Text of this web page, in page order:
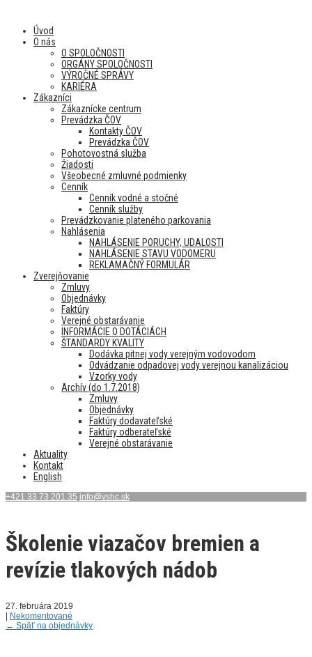
Úvod
O nás
O SPOLOČNOSTI
ORGÁNY SPOLOČNOSTI
VÝROČNÉ SPRÁVY
KARIÉRA
Zákazníci
Zákaznícke centrum
Prevádzka ČOV
Kontakty ČOV
Prevádzka ČOV
Pohotovostná služba
Žiadosti
Všeobecné zmluvné podmienky
Cenník
Cenník vodné a stočné
Cenník služby
Prevádzkovanie plateného parkovania
Nahlásenia
NAHLÁSENIE PORUCHY, UDALOSTI
NAHLÁSENIE STAVU VODOMERU
REKLAMAČNÝ FORMULÁR
Zverejňovanie
Zmluvy
Objednávky
Faktúry
Verejné obstarávanie
INFORMÁCIE O DOTÁCIÁCH
ŠTANDARDY KVALITY
Dodávka pitnej vody verejným vodovodom
Odvádzanie odpadovej vody verejnou kanalizáciou
Vzorky vody
Archív (do 1.7.2018)
Zmluvy
Objednávky
Faktúry dodavateľské
Faktúry odberateľské
Verejné obstarávanie
Aktuality
Kontakt
English
+421 33 73 201 35 info@vshc.sk
Školenie viazačov bremien a
revízie tlakových nádob
27. februára 2019
Nekomentované
← Späť na objednávky